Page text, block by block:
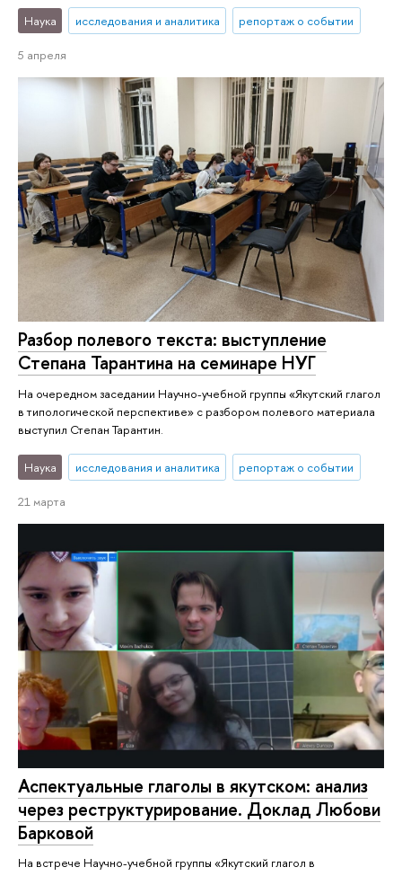
Наука исследования и аналитика репортаж о событии
5 апреля
Разбор полевого текста: выступление
Степана Тарантина на семинаре НУГ
На очередном заседании Научно-учебной группы «Якутский глагол
в типологической перспективе» с разбором полевого материала
выступил Степан Тарантин.
Наука исследования и аналитика репортаж о событии
21 марта
Аспектуальные глаголы в якутском: анализ
через реструктурирование. Доклад Любови
Барковой
На встрече Научно-учебной группы «Якутский глагол в